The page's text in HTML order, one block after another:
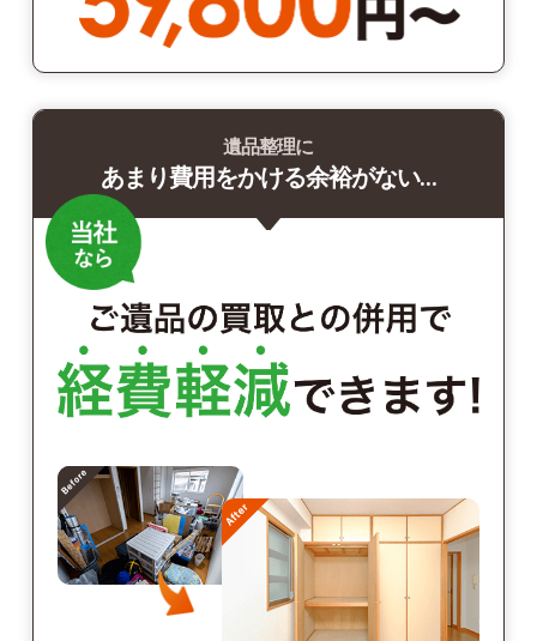
遺品整理に
あまり費用をかける余裕がない…